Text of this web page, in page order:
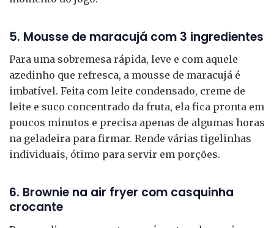
5. Mousse de maracujá com 3 ingredientes
Para uma sobremesa rápida, leve e com aquele
azedinho que refresca, a mousse de maracujá é
imbatível. Feita com leite condensado, creme de
leite e suco concentrado da fruta, ela fica pronta em
poucos minutos e precisa apenas de algumas horas
na geladeira para firmar. Rende várias tigelinhas
individuais, ótimo para servir em porções.
6. Brownie na air fryer com casquinha
crocante